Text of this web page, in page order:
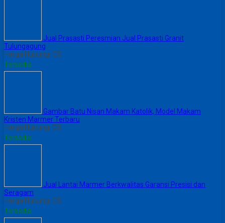
Jual Prasasti Peresmian Jual Prasasti Granit
Tulungagung
Harga Hubungi CS
Tersedia
Gambar Batu Nisan Makam Katolik, Model Makam
Kristen Marmer Terbaru
Harga Hubungi CS
Tersedia
Jual Lantai Marmer Berkwalitas Garansi Presisi dan
Seragam
Harga Hubungi CS
Tersedia